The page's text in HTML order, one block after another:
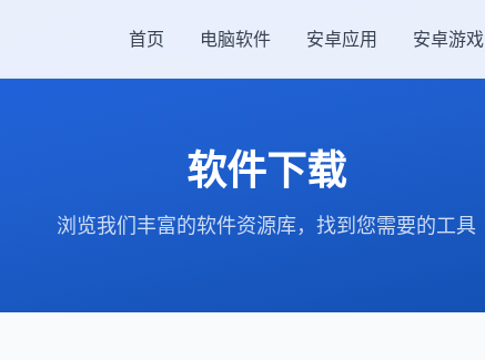
首页 电脑软件 安卓应用 安卓游戏
软件下载
浏览我们丰富的软件资源库，找到您需要的工具